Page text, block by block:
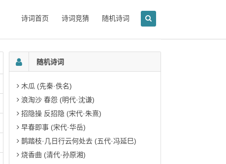
诗词首页 诗词竞猜 随机诗词
随机诗词
木瓜 (先秦·佚名)
浪淘沙 春怨 (明代·沈谦)
招隐操 反招隐 (宋代·朱熹)
早春即事 (宋代·华岳)
鹊踏枝·几日行云何处去 (五代·冯延巳)
烧香曲 (清代·孙原湘)